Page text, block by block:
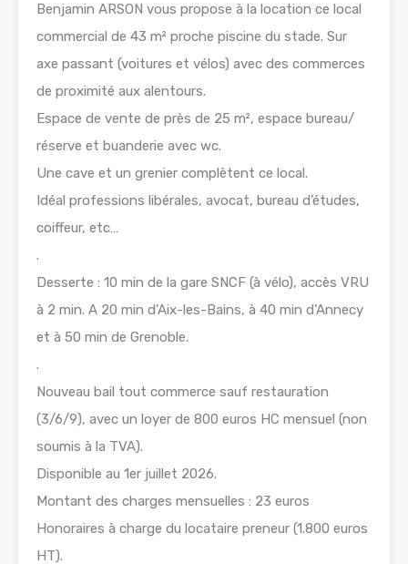
Benjamin ARSON vous propose à la location ce local
commercial de 43 m² proche piscine du stade. Sur
axe passant (voitures et vélos) avec des commerces
de proximité aux alentours.
Espace de vente de près de 25 m², espace bureau/
réserve et buanderie avec wc.
Une cave et un grenier complètent ce local.
Idéal professions libérales, avocat, bureau d’études,
coiffeur, etc…
.
Desserte : 10 min de la gare SNCF (à vélo), accès VRU
à 2 min. A 20 min d’Aix-les-Bains, à 40 min d’Annecy
et à 50 min de Grenoble.
.
Nouveau bail tout commerce sauf restauration
(3/6/9), avec un loyer de 800 euros HC mensuel (non
soumis à la TVA).
Disponible au 1er juillet 2026.
Montant des charges mensuelles : 23 euros
Honoraires à charge du locataire preneur (1.800 euros
HT).